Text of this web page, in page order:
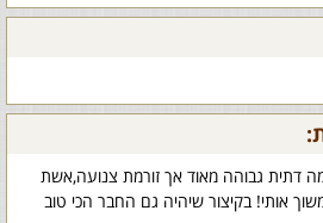
דתית גבוהה מאוד אך זורמת צנועה,אשת
אותי! בקיצור שיהיה גם החבר הכי טוב